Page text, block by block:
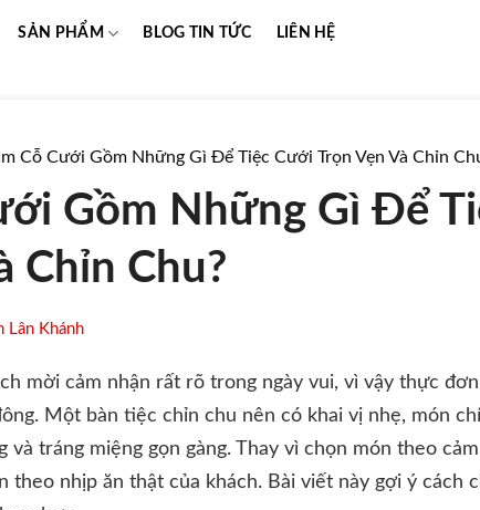
SẢN PHẨM BLOG TIN TỨC LIÊN HỆ
Cỗ Cưới Gồm Những Gì Để Tiệc Cưới Trọn Vẹn Và Chỉn
Gồm Những Gì Để
Chỉn Chu?
Lân Khánh
mời cảm nhận rất rõ trong ngày vui, vì vậy thực
Một bàn tiệc chỉn chu nên có khai vị nhẹ, món
và tráng miệng gọn gàng. Thay vì chọn món theo cảm
theo nhịp ăn thật của khách. Bài viết này gợi ý cách